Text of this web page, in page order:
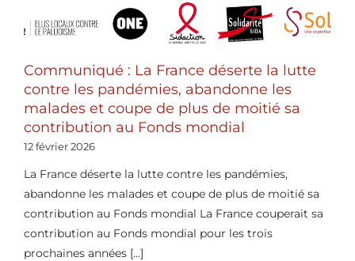
Communiqué : La France déserte la lutte
contre les pandémies, abandonne les
malades et coupe de plus de moitié sa
contribution au Fonds mondial
12 février 2026
La France déserte la lutte contre les pandémies,
abandonne les malades et coupe de plus de moitié sa
contribution au Fonds mondial La France couperait sa
contribution au Fonds mondial pour les trois
prochaines années [...]